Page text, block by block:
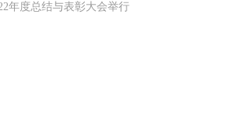
年度总结与表彰大会举行